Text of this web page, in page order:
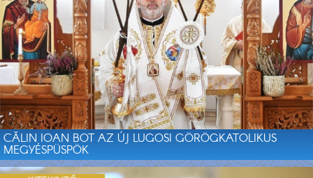
CĂLIN IOAN BOT AZ ÚJ LUGOSI GÖRÖGKATOLIKUS
MEGYÉSPÜSPÖK